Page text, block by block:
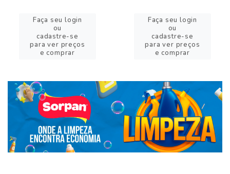
Faça seu login
ou
cadastre-se
para ver preços
e comprar
Faça seu login
ou
cadastre-se
para ver preços
e comprar